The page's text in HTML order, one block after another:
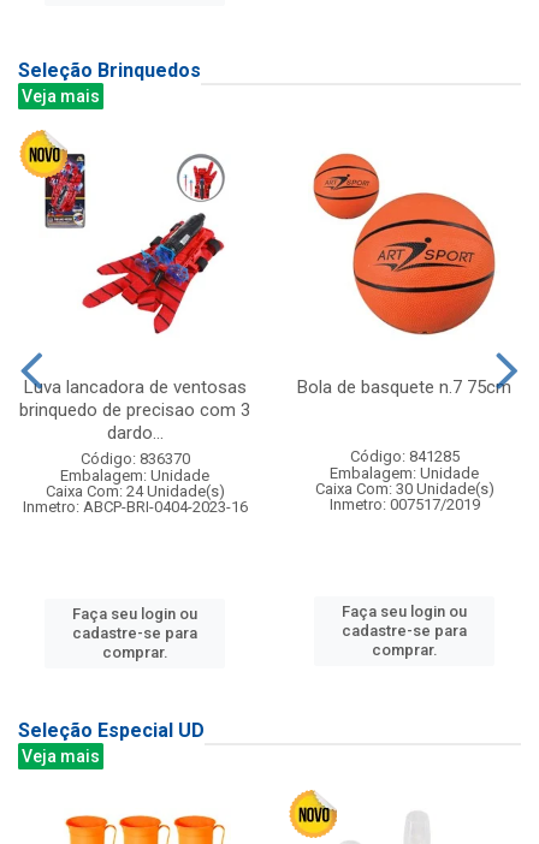
Seleção Brinquedos
Veja mais
Luva lancadora de ventosas
brinquedo de precisao com 3
dardo...
Código: 836370
Embalagem: Unidade
Caixa Com: 24 Unidade(s)
Inmetro: ABCP-BRI-0404-2023-16
Faça seu login ou
cadastre-se para
comprar.
Bola de basquete n.7 75cm
Código: 841285
Embalagem: Unidade
Caixa Com: 30 Unidade(s)
Inmetro: 007517/2019
Faça seu login ou
cadastre-se para
comprar.
Seleção Especial UD
Veja mais